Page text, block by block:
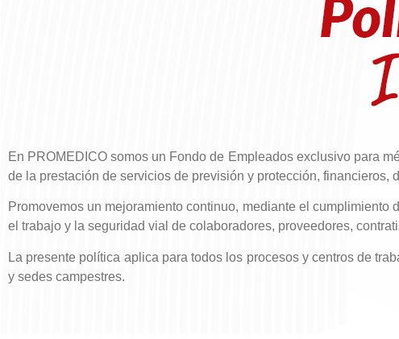
En PROMEDICO somos un Fondo de Empleados exclusivo para
de la prestación de servicios de previsión y protección, financieros,
Promovemos un mejoramiento continuo, mediante el
el trabajo y la seguridad vial de colaboradores, proveedores,
La presente política aplica para todos los procesos y centros de
y sedes campestres.